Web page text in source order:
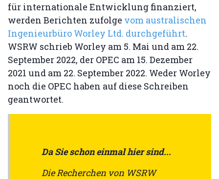
für internationale Entwicklung finanziert,
werden Berichten zufolge vom australischen
Ingenieurbüro Worley Ltd. durchgeführt.
WSRW schrieb Worley am 5. Mai und am 22.
September 2022, der OPEC am 15. Dezember
2021 und am 22. September 2022. Weder Worley
noch die OPEC haben auf diese Schreiben
geantwortet.
Da Sie schon einmal hier sind...
Die Recherchen von WSRW